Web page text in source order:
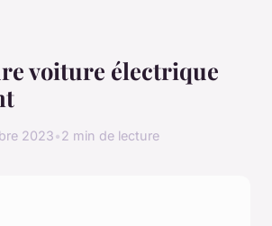
voiture électrique
2023•2 min de lecture